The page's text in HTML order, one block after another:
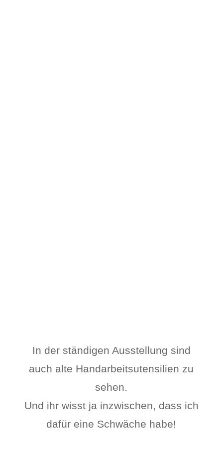
In der ständigen Ausstellung sind
auch alte Handarbeitsutensilien zu
sehen.
Und ihr wisst ja inzwischen, dass ich
dafür eine Schwäche habe!